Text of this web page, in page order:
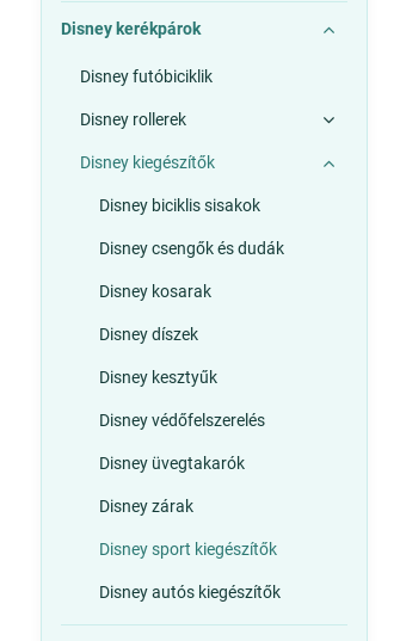
Disney kerékpárok
Disney futóbiciklik
Disney rollerek
Disney kiegészítők
Disney biciklis sisakok
Disney csengők és dudák
Disney kosarak
Disney díszek
Disney kesztyűk
Disney védőfelszerelés
Disney üvegtakarók
Disney zárak
Disney sport kiegészítők
Disney autós kiegészítők